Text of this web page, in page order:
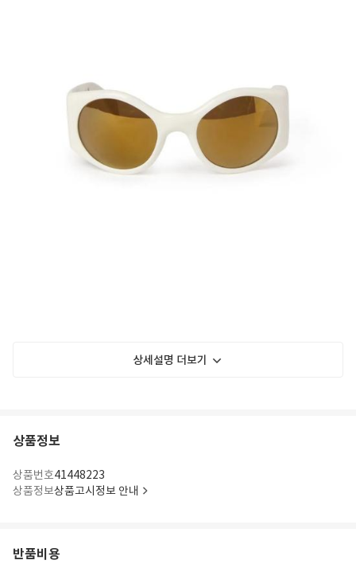
상세설명 더보기
상품정보
상품번호41448223
상품정보상품고시정보 안내
반품비용